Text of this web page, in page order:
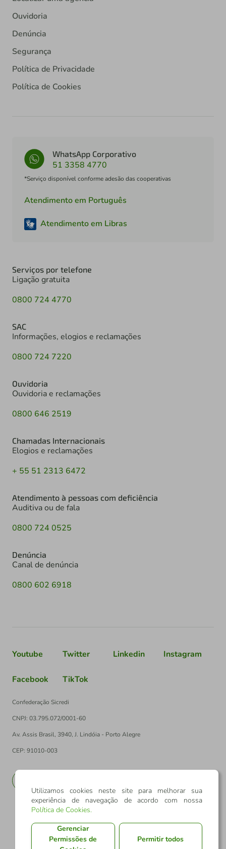
Ouvidoria
Denúncia
Segurança
Política de Privacidade
Política de Cookies
WhatsApp Corporativo
51 3358 4770
*Serviço disponível conforme adesão das cooperativas
Atendimento em Português
Atendimento em Libras
Serviços por telefone
Ligação gratuita
0800 724 4770
SAC
Informações, elogios e reclamações
0800 724 7220
Ouvidoria
Ouvidoria e reclamações
0800 646 2519
Chamadas Internacionais
Elogios e reclamações
+ 55 51 2313 6472
Atendimento à pessoas com deficiência
Auditiva ou de fala
0800 724 0525
Denúncia
Canal de denúncia
0800 602 6918
Youtube Twitter Linkedin Instagram
Facebook TikTok
Confederação Sicredi
CNPJ: 03.795.072/0001-60
Av. Assis Brasil, 3940, J. Lindóia - Porto Alegre
CEP: 91010-003
Utilizamos cookies neste site para melhorar sua
experiência de navegação de acordo com nossa
Política de Cookies.
Gerenciar
Permissões de
Permitir todos